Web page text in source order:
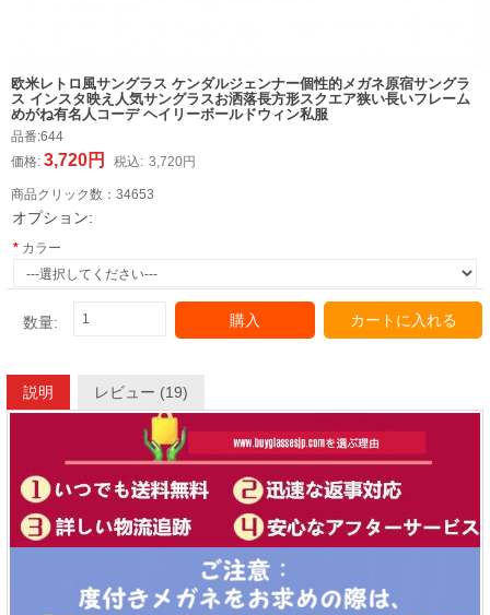
欧米レトロ風サングラス ケンダルジェンナー個性的メガネ原宿サングラ
ス インスタ映え人気サングラスお洒落長方形スクエア狭い長いフレーム
めがね有名人コーデ ヘイリーボールドウィン私服
品番:644
価格: 3,720円 税込: 3,720円
商品クリック数： 34653
オプション:
カラー
数量: 購入 カートに入れる
説明 レビュー (19)